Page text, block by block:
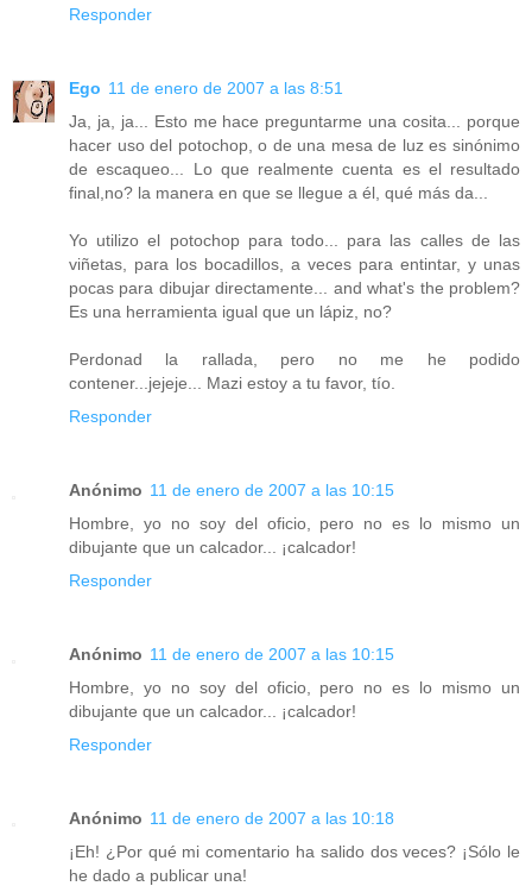
Responder
Ego 11 de enero de 2007 a las 8:51
Ja, ja, ja... Esto me hace preguntarme una cosita... porque
hacer uso del potochop, o de una mesa de luz es sinónimo
de escaqueo... Lo que realmente cuenta es el resultado
final,no? la manera en que se llegue a él, qué más da...
Yo utilizo el potochop para todo... para las calles de las
viñetas, para los bocadillos, a veces para entintar, y unas
pocas para dibujar directamente... and what's the problem?
Es una herramienta igual que un lápiz, no?
Perdonad la rallada, pero no me he podido
contener...jejeje... Mazi estoy a tu favor, tío.
Responder
Anónimo 11 de enero de 2007 a las 10:15
Hombre, yo no soy del oficio, pero no es lo mismo un
dibujante que un calcador... ¡calcador!
Responder
Anónimo 11 de enero de 2007 a las 10:15
Hombre, yo no soy del oficio, pero no es lo mismo un
dibujante que un calcador... ¡calcador!
Responder
Anónimo 11 de enero de 2007 a las 10:18
¡Eh! ¿Por qué mi comentario ha salido dos veces? ¡Sólo le
he dado a publicar una!